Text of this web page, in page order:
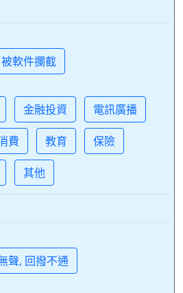
被軟件攔截
金融投資 電訊廣播
費 教育 保險
其他
聲, 回撥不通